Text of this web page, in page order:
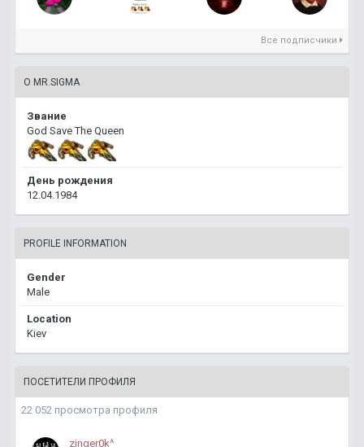
Все подписчики
О MR.SIGMA
Звание
God Save The Queen
День рождения
12.04.1984
PROFILE INFORMATION
Gender
Male
Location
Kiev
ПОСЕТИТЕЛИ ПРОФИЛЯ
22 052 просмотра профиля
zinger0k^